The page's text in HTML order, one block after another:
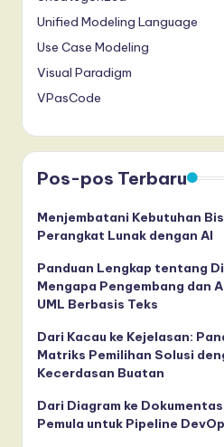
Unified Modeling Language
Use Case Modeling
Visual Paradigm
VPasCode
Pos-pos Terbaru
Menjembatani Kebutuhan
Perangkat Lunak dengan AI
Panduan Lengkap tentang
Mengapa Pengembang dan
UML Berbasis Teks
Dari Kacau ke Kejelasan:
Matriks Pemilihan Solusi
Kecerdasan Buatan
Dari Diagram ke
Pemula untuk Pipeline